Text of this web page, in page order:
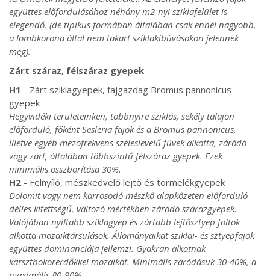
együttes előfordulásához néhány m2-nyi sziklafelület is
elegendő, (de tipikus formában általában csak ennél nagyobb,
a lombkorona által nem takart sziklakibúvásokon jelennek
meg).
Zárt száraz, félszáraz gyepek
H1 - Zárt sziklagyepek, fajgazdag Bromus pannonicus
gyepek
Hegyvidéki területeinken, többnyire sziklás, sekély talajon
előforduló, főként Sesleria fajok és a Bromus pannonicus,
illetve egyéb mezofrekvens széleslevelű füvek alkotta, záródó
vagy zárt, általában többszintű félszáraz gyepek. Ezek
minimális összborítása 30%.
H2 - Felnyíló, mészkedvelő lejtő és törmelékgyepek
Dolomit vagy nem karrosodó mészkő alapkőzeten előforduló
délies kitettségű, változó mértékben záródó szárazgyepek.
Valójában nyíltabb sziklagyep és zártabb lejtősztyep foltok
alkotta mozaiktársulások. Állományaikat sziklai- és sztyepfajok
együttes dominanciája jellemzi. Gyakran alkotnak
karsztbokorerdőkkel mozaikot. Minimális záródásuk 30-40%, a